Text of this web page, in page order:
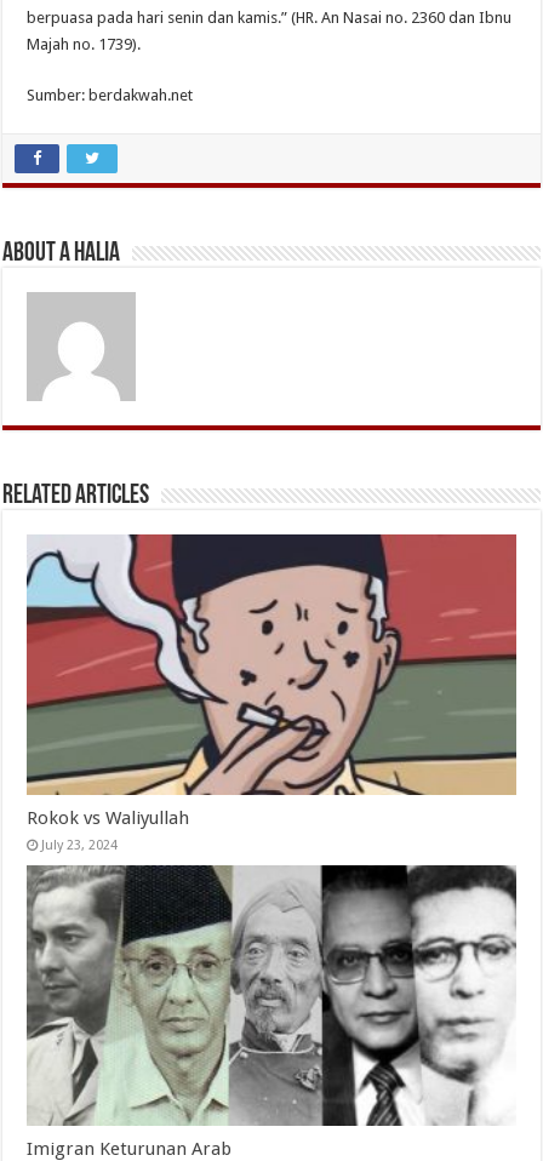
berpuasa pada hari senin dan kamis.” (HR. An Nasai no. 2360 dan Ibnu
Majah no. 1739).
Sumber: berdakwah.net
About A Halia
Related Articles
Rokok vs Waliyullah
July 23, 2024
Imigran Keturunan Arab